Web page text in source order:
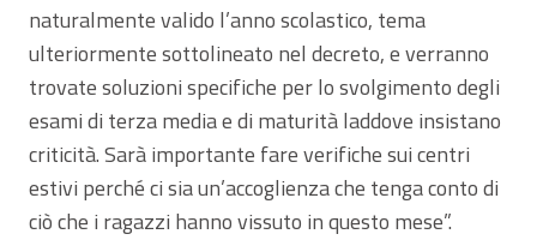
naturalmente valido l’anno scolastico, tema
ulteriormente sottolineato nel decreto, e verranno
trovate soluzioni specifiche per lo svolgimento degli
esami di terza media e di maturità laddove insistano
criticità. Sarà importante fare verifiche sui centri
estivi perché ci sia un’accoglienza che tenga conto di
ciò che i ragazzi hanno vissuto in questo mese”.